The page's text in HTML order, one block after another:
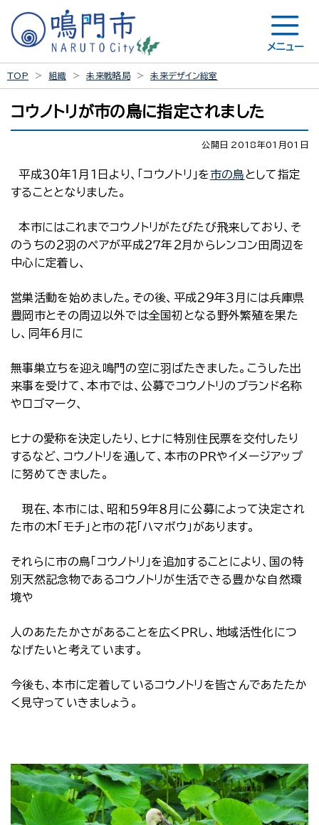
メニュー
TOP 組織 未来戦略局 未来デザイン総室
コウノトリが市の鳥に指定されました
公開日 2018年01月01日
平成３０年１月１日より、「コウノトリ」を市の鳥として指定
することとなりました。
本市にはこれまでコウノトリがたびたび飛来しており、そ
のうちの２羽のペアが平成２７年２月からレンコン田周辺を
中心に定着し、
営巣活動を始めました。その後、平成２９年３月には兵庫県
豊岡市とその周辺以外では全国初となる野外繁殖を果た
し、同年６月に
無事巣立ちを迎え鳴門の空に羽ばたきました。こうした出
来事を受けて、本市では、公募でコウノトリのブランド名称
やロゴマーク、
ヒナの愛称を決定したり、ヒナに特別住民票を交付したり
するなど、コウノトリを通して、本市のＰＲやイメージアップ
に努めてきました。
現在、本市には、昭和５９年８月に公募によって決定され
た市の木「モチ」と市の花「ハマボウ」があります。
それらに市の鳥「コウノトリ」を追加することにより、国の特
別天然記念物であるコウノトリが生活できる豊かな自然環
境や
人のあたたかさがあることを広くＰＲし、地域活性化につ
なげたいと考えています。
今後も、本市に定着しているコウノトリを皆さんであたたか
く見守っていきましょう。